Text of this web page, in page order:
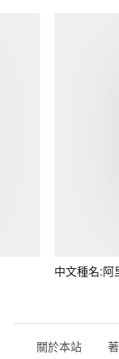
中文種名:阿
關於本站